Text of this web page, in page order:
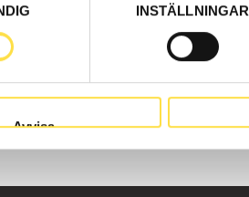
INSTÄLLNINGAR
Avvisa